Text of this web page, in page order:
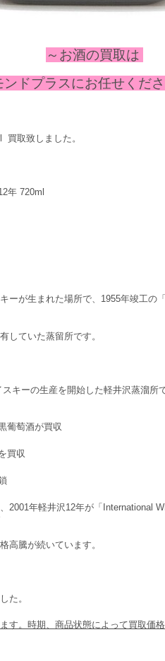
～お酒の買取は
ンドプラスにお任せくだ
取致しました。
年 720ml
ーが生まれた場所で、1955年竣工の
していた蒸留所です。
キーの生産を開始した軽井沢蒸溜
葡萄酒が買収
買収
2001年軽井沢12年が「International
高騰が続いています。
た。
す。時期、商品状態によって買取価